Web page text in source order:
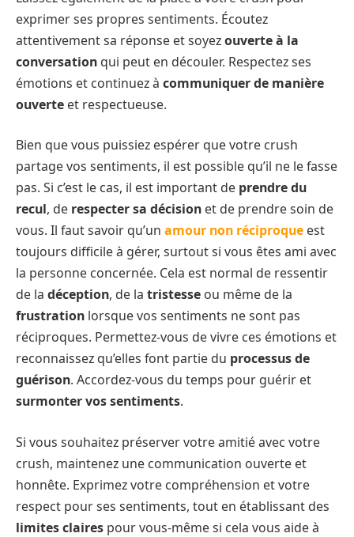
exprimer ses propres sentiments. Écoutez
attentivement sa réponse et soyezouverte à la
conversation qui peut en découler. Respectez ses
émotions et continuez à communiquer de manière
ouverte et respectueuse.
Bien que vous puissiez espérer que votre crush
partage vos sentiments, il est possible qu’il ne le fasse
pas. Si c’est le cas, il est important de prendre du
recul, de respecter sa décision et de prendre soin de
vous. Il faut savoir qu’un amour non réciproque est
toujours difficile à gérer, surtout si vous êtes ami avec
la personne concernée. Cela est normal de ressentir
de la déception, de la tristesse ou même de la
frustration lorsque vos sentiments ne sont pas
réciproques. Permettez-vous de vivre ces émotions et
reconnaissez qu’elles font partie du processus de
guérison. Accordez-vous du temps pour guérir et
surmonter vos sentiments.
Si vous souhaitez préserver votre amitié avec votre
crush, maintenez une communication ouverte et
honnête. Exprimez votre compréhension et votre
respect pour ses sentiments, tout en établissant des
limites claires pour vous-même si cela vous aide à